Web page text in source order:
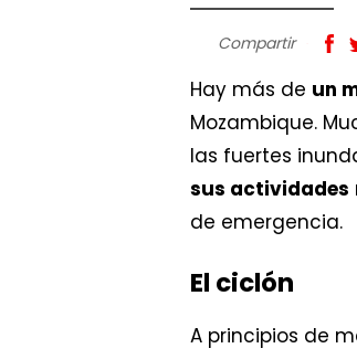
Compartir
Hay más de un
Mozambique.
las fuertes
sus actividades
de emergencia.
El ciclón
A principios de